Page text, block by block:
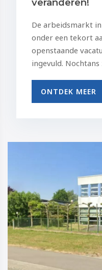
De arbeidsmarkt
onder een tekort
openstaande
ingevuld. Nochtans
ONTDEK MEER